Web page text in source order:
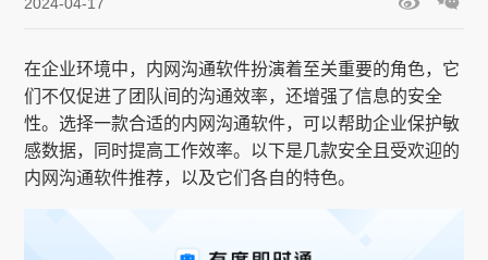
在企业环境中，内网沟通软件扮演着至关重要的角色，它
们不仅促进了团队间的沟通效率，还增强了信息的安全
性。选择一款合适的内网沟通软件，可以帮助企业保护敏
感数据，同时提高工作效率。以下是几款安全且受欢迎的
内网沟通软件推荐，以及它们各自的特色。